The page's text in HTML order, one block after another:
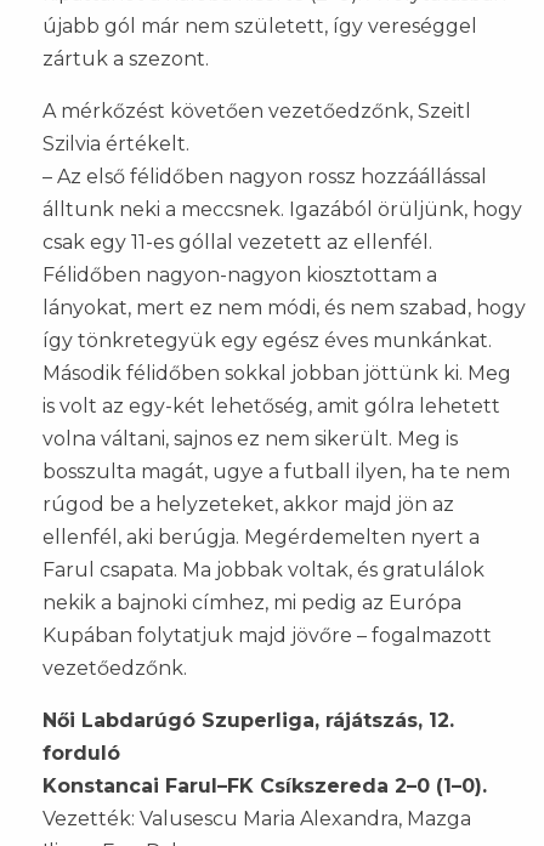
újabb gól már nem született, így vereséggel
zártuk a szezont.
A mérkőzést követően vezetőedzőnk, Szeitl
Szilvia értékelt.
– Az első félidőben nagyon rossz hozzáállással
álltunk neki a meccsnek. Igazából örüljünk, hogy
csak egy 11-es góllal vezetett az ellenfél.
Félidőben nagyon-nagyon kiosztottam a
lányokat, mert ez nem módi, és nem szabad, hogy
így tönkretegyük egy egész éves munkánkat.
Második félidőben sokkal jobban jöttünk ki. Meg
is volt az egy-két lehetőség, amit gólra lehetett
volna váltani, sajnos ez nem sikerült. Meg is
bosszulta magát, ugye a futball ilyen, ha te nem
rúgod be a helyzeteket, akkor majd jön az
ellenfél, aki berúgja. Megérdemelten nyert a
Farul csapata. Ma jobbak voltak, és gratulálok
nekik a bajnoki címhez, mi pedig az Európa
Kupában folytatjuk majd jövőre – fogalmazott
vezetőedzőnk.
Női Labdarúgó Szuperliga, rájátszás, 12.
forduló
Konstancai Farul–FK Csíkszereda 2–0 (1–0).
Vezették: Valusescu Maria Alexandra, Mazga